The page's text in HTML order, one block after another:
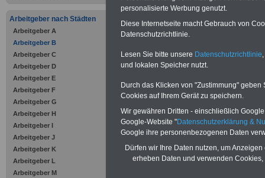
Arbeitgeber nach Städten
Arbeitgeber A
Arbeitgeber B
Arbeitgeber C
Arbeitgeber D
Arbeitgeber E
Arbeitgeber F
Arbeitgeber G
Arbeitgeber H
Arbeitgeber I
Arbeitgeber J
Arbeitgeber K
Arbeitgeber L
Arbeitgeber M
richtet sich an
öffentlichen
gleichermaßen
Praktikanten,
und
gesamte
Grundlage und
Schließlich
personalisierte Werbung genutzt.
Diese Internetseite macht Gebrauch von
Datenschutzrichtlinie.
Lesen Sie bitte unsere Datenschutzrichtlinie
und lokalen Speicher nutzt.
Durch das Klicken von "Zustimmung"
Cookies auf Ihrem Gerät zu speichern.
Wir gewähren Dritten - einschließlich
Google-Website "Datenschutzerklärung &
Google ihre personenbezogenen Daten
Dürfen wir Ihre Daten nutzen, um
erheben Daten und verwenden